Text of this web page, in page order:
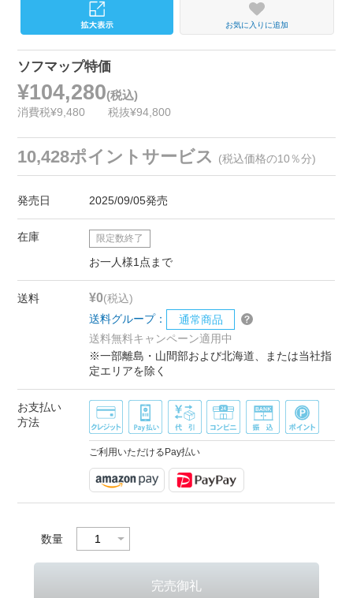
お気に入りに追加
ソフマップ特価
¥104,280(税込)
消費税¥9,480 税抜¥94,800
10,428ポイントサービス (税込価格の10％分)
発売日 2025/09/05発売
在庫 限定数終了
お一人様1点まで
送料 ¥0(税込)
送料グループ：
通常商品
送料無料キャンペーン適用中
※一部離島・山間部および北海道、または当社指
定エリアを除く
お支払い
方法
ご利用いただけるPay払い
数量